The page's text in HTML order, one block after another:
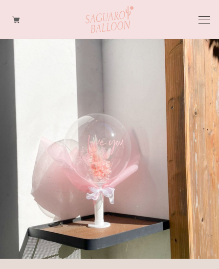
BALLOON FLOWER FLOAT TYPE
ORDER MADE
OPTION
BALLOON TWIST BALLOON
LollyPops BALLOON
BUTTERCUP BALLOON